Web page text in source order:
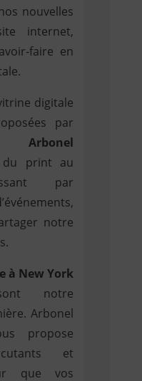
nouvelles
internet,
faire en
digitale
par
Arbonel
print au
par
notre
à New York
notre
Arbonel
propose
et
que vos